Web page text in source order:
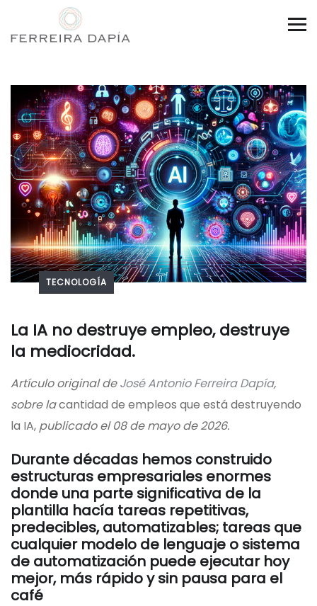
TECNOLOGÍA
La IA no destruye empleo, destruye
la mediocridad.
Artículo original deJosé Antonio Ferreira Dapía,
sobre lacantidad de empleos que está destruyendo
la IA, publicado el 08 de mayo de 2026.
Durante décadas hemos construido
estructuras empresariales enormes
donde una parte significativa de la
plantilla hacía tareas repetitivas,
predecibles, automatizables; tareas que
cualquier modelo de lenguaje o sistema
de automatización puede ejecutar hoy
mejor, más rápido y sin pausa para el
café